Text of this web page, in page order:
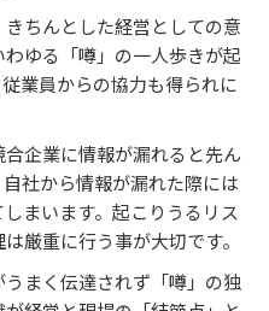
ちんとした経営としての意
ゆる「噂」の一人歩きが起
業員からの協力も得られに
企業に情報が漏れると先ん
社から情報が漏れた際には
まいます。起こりうるリス
厳重に行う事が大切です。
まく伝達されず「噂」の独